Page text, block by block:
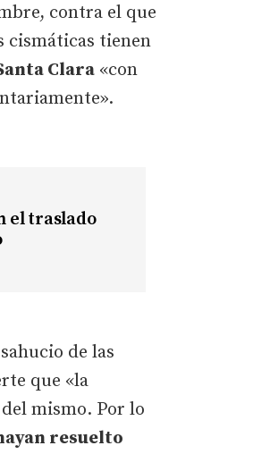
contra el que
cismáticas tienen
Clara «con
el traslado
de las
que «la
mismo. Por lo
resuelto